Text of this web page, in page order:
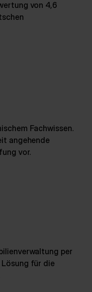
von 4,6
Fachwissen.
angehende
vor.
per
für die